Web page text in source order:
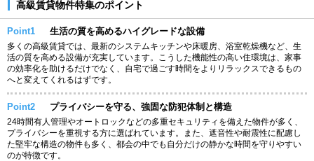
高級賃貸物件特集のポイント
Point1 生活の質を高めるハイグレードな設備
多くの高級賃貸では、最新のシステムキッチンや床暖房、浴室乾燥機など、生
活の質を高める設備が充実しています。こうした機能性の高い住環境は、家事
の効率化を助けるだけでなく、自宅で過ごす時間をよりリラックスできるもの
へと変えてくれるはずです。
Point2 プライバシーを守る、強固な防犯体制と構造
24時間有人管理やオートロックなどの多重セキュリティを備えた物件が多く、
プライバシーを重視する方に選ばれています。また、遮音性や耐震性に配慮し
た堅牢な構造の物件も多く、都会の中でも自分だけの静かな時間を守りやすい
のが特徴です。